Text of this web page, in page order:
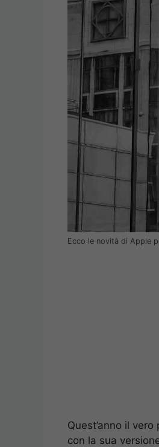
Ecco le novità di Apple
Quest’anno il
con la sua